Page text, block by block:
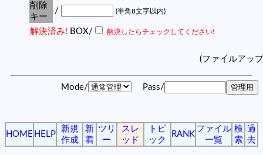
削除
キー
/ (半角8文字以内)
解決済み! BOX/ 解決したらチェックしてください!
(ファイルアッ
Mode/ Pass/
HOME HELP
新規
作成
新
着
ツリ
ー
スレ
ッド
トピ
ック
RANK
ファイル
一覧
検
索
過
去